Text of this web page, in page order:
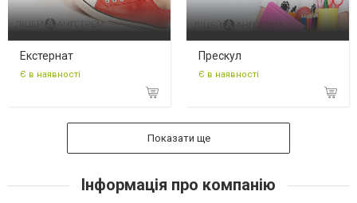
Екстернат
Є в наявності
Прескул
Є в наявності
Показати ще
Інформація про компанію